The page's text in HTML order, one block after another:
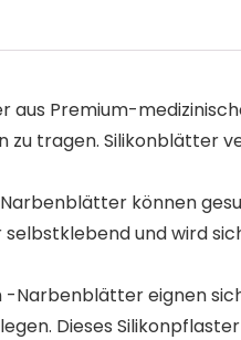
Premium-
zu tragen. Silikonblätter
können
und wird
Narbenblätter eignen
Dieses